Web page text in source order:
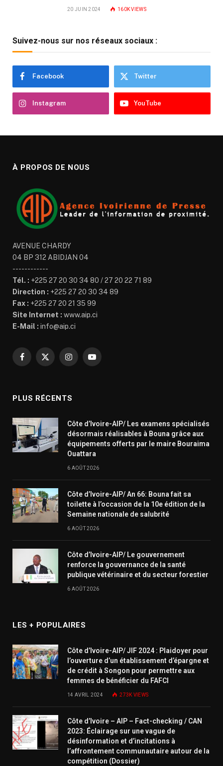
20 JUIN 2024 160KVIEWS
Suivez-nous sur nos réseaux sociaux :
Facebook Twitter
Instagram YouTube
À PROPOS DE NOUS
AVENUE CHARDY
04 BP 312 ABIDJAN 04
------------
Tél. : +225 27 20 30 34 80 / 27 20 22 71 89
Direction : +225 27 20 30 34 89
Fax : +225 27 20 21 35 99
Site Internet : www.aip.ci
E-Mail : info@aip.ci
Facebook
X
InstagramYouTube
PLUS RÉCENTS
Côte d’Ivoire-AIP/ Les examens spécialisés
désormais réalisables à Bouna grâce aux
équipements offerts par le maire Bouraima
Ouattara
6 AOÛT 2026
Côte d’Ivoire-AIP/ An 66: Bouna fait sa
toilette à l’occasion de la 10e édition de la
Semaine nationale de salubrité
6 AOÛT 2026
Côte d’Ivoire-AIP/ Le gouvernement
renforce la gouvernance de la santé
publique vétérinaire et du secteur forestier
6 AOÛT 2026
LES + POPULAIRES
Côte d’Ivoire-AIP/ JIF 2024 : Plaidoyer pour
l’ouverture d’un établissement d’épargne et
de crédit à Songon pour permettre aux
femmes de bénéficier du FAFCI
14 AVRIL 2024 273K VIEWS
Côte d’Ivoire – AIP – Fact-checking / CAN
2023: Éclairage sur une vague de
désinformation et d’incitations à
l’affrontement communautaire autour de la
compétition (Dossier)